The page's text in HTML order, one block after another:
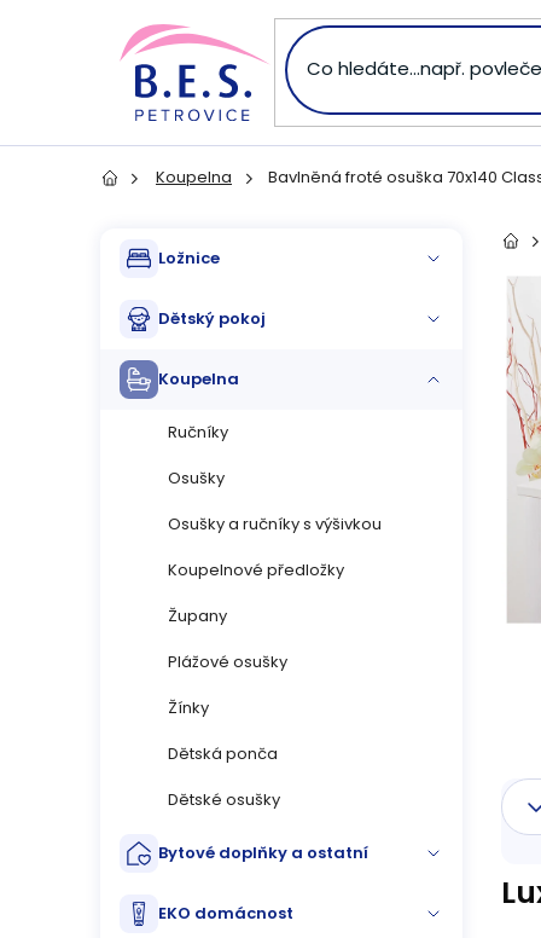
Domů Koupelna Bavlněná froté osuška 70x140
kategorieLožnice
Dětský pokoj
Koupelna
Ručníky
Osušky
Osušky a ručníky s výšivkou
Koupelnové předložky
Župany
Plážové osušky
Žínky
Dětská ponča
Dětské osušky
Bytové doplňky a ostatní
EKO domácnost